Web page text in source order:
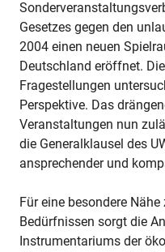
Gesetzes gegen den
2004 einen neuen
Deutschland eröffnet.
Fragestellungen
Perspektive. Das
Veranstaltungen nun
die Generalklausel des
ansprechender und
Für eine besondere
Bedürfnissen sorgt die
Instrumentariums der